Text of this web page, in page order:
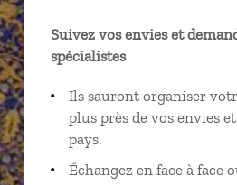
Suivez vos envies et
spécialistes
Ils sauront organiser
plus près de vos envies
pays.
Échangez en face à face